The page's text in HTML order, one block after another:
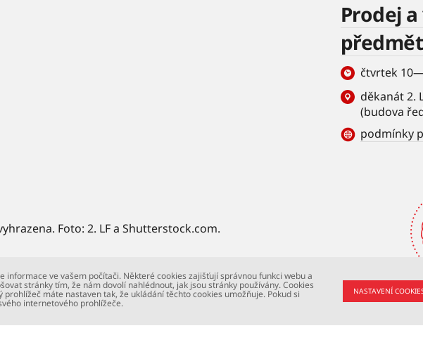
Prodej
čtvrtek
děkanát 2.
(budova
podmínky
Foto: 2. LF a Shutterstock.com.
ve vašem počítači. Některé cookies zajišťují správnou funkci webu a
stránky tím, že nám dovolí nahlédnout, jak jsou stránky používány. Cookies
máte nastaven tak, že ukládání těchto cookies umožňuje. Pokud si
internetového prohlížeče.
NASTAVENÍ